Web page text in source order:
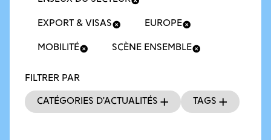
FILTRER PAR
Catégories d’actualités Tags
EXPORT & VISAS EUROPE
MOBILITÉ SCÈNE ENSEMBLE